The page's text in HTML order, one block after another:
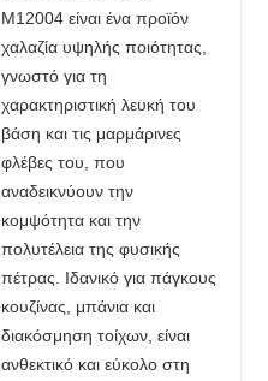
M12004 είναι ένα προϊόν
χαλαζία υψηλής ποιότητας,
γνωστό για τη
χαρακτηριστική λευκή του
βάση και τις μαρμάρινες
φλέβες του, που
αναδεικνύουν την
κομψότητα και την
πολυτέλεια της φυσικής
πέτρας. Ιδανικό για πάγκους
κουζίνας, μπάνια και
διακόσμηση τοίχων, είναι
ανθεκτικό και εύκολο στη